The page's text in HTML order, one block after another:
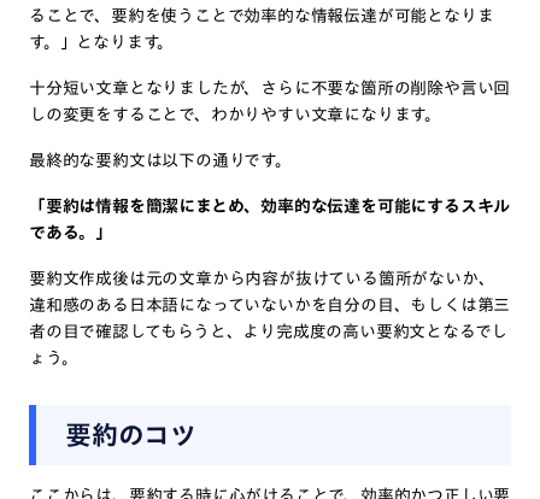
ることで、要約を使うことで効率的な情報伝達が可能となりま
す。」となります。
十分短い文章となりましたが、さらに不要な箇所の削除や言い回
しの変更をすることで、わかりやすい文章になります。
最終的な要約文は以下の通りです。
「要約は情報を簡潔にまとめ、効率的な伝達を可能にするスキル
である。」
要約文作成後は元の文章から内容が抜けている箇所がないか、
違和感のある日本語になっていないかを自分の目、もしくは第三
者の目で確認してもらうと、より完成度の高い要約文となるでし
ょう。
要約のコツ
ここからは、要約する時に心がけることで、効率的かつ正しい要